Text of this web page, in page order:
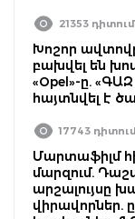
21353 դիտում
Խոշոր
բախվել են
«Opel»-ը. «ԳԱԶ
հայտնվել է
17743
Մարտաֆիլմ
մարզում.
արշալույսը
վիրավորներ.